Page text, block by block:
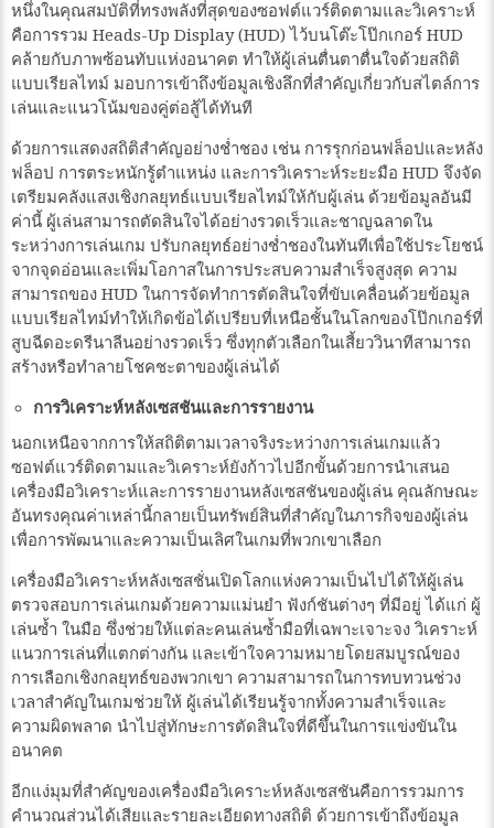
หนึ่งในคุณสมบัติที่ทรงพลังที่สุดของซอฟต์แวร์ติดตามและวิเคราะห์
คือการรวม Heads-Up Display (HUD) ไว้บนโต๊ะโป๊กเกอร์ HUD
คล้ายกับภาพซ้อนทับแห่งอนาคต ทำให้ผู้เล่นตื่นตาตื่นใจด้วยสถิติ
แบบเรียลไทม์ มอบการเข้าถึงข้อมูลเชิงลึกที่สำคัญเกี่ยวกับสไตล์การ
เล่นและแนวโน้มของคู่ต่อสู้ได้ทันที
ด้วยการแสดงสถิติสำคัญอย่างช่ำชอง เช่น การรุกก่อนฟล็อปและหลัง
ฟล็อป การตระหนักรู้ตำแหน่ง และการวิเคราะห์ระยะมือ HUD จึงจัด
เตรียมคลังแสงเชิงกลยุทธ์แบบเรียลไทม์ให้กับผู้เล่น ด้วยข้อมูลอันมี
ค่านี้ ผู้เล่นสามารถตัดสินใจได้อย่างรวดเร็วและชาญฉลาดใน
ระหว่างการเล่นเกม ปรับกลยุทธ์อย่างช่ำชองในทันทีเพื่อใช้ประโยชน์
จากจุดอ่อนและเพิ่มโอกาสในการประสบความสำเร็จสูงสุด ความ
สามารถของ HUD ในการจัดทำการตัดสินใจที่ขับเคลื่อนด้วยข้อมูล
แบบเรียลไทม์ทำให้เกิดข้อได้เปรียบที่เหนือชั้นในโลกของโป๊กเกอร์ที่
สูบฉีดอะดรีนาลีนอย่างรวดเร็ว ซึ่งทุกตัวเลือกในเสี้ยววินาทีสามารถ
สร้างหรือทำลายโชคชะตาของผู้เล่นได้
การวิเคราะห์หลังเซสชันและการรายงาน
นอกเหนือจากการให้สถิติตามเวลาจริงระหว่างการเล่นเกมแล้ว
ซอฟต์แวร์ติดตามและวิเคราะห์ยังก้าวไปอีกขั้นด้วยการนำเสนอ
เครื่องมือวิเคราะห์และการรายงานหลังเซสชันของผู้เล่น คุณลักษณะ
อันทรงคุณค่าเหล่านี้กลายเป็นทรัพย์สินที่สำคัญในภารกิจของผู้เล่น
เพื่อการพัฒนาและความเป็นเลิศในเกมที่พวกเขาเลือก
เครื่องมือวิเคราะห์หลังเซสชั่นเปิดโลกแห่งความเป็นไปได้ให้ผู้เล่น
ตรวจสอบการเล่นเกมด้วยความแม่นยำ ฟังก์ชันต่างๆ ที่มีอยู่ ได้แก่ ผู้
เล่นซ้ำ ในมือ ซึ่งช่วยให้แต่ละคนเล่นซ้ำมือที่เฉพาะเจาะจง วิเคราะห์
แนวการเล่นที่แตกต่างกัน และเข้าใจความหมายโดยสมบูรณ์ของ
การเลือกเชิงกลยุทธ์ของพวกเขา ความสามารถในการทบทวนช่วง
เวลาสำคัญในเกมช่วยให้ ผู้เล่นได้เรียนรู้จากทั้งความสำเร็จและ
ความผิดพลาด นำไปสู่ทักษะการตัดสินใจที่ดีขึ้นในการแข่งขันใน
อนาคต
อีกแง่มุมที่สำคัญของเครื่องมือวิเคราะห์หลังเซสชันคือการรวมการ
คำนวณส่วนได้เสียและรายละเอียดทางสถิติ ด้วยการเข้าถึงข้อมูล